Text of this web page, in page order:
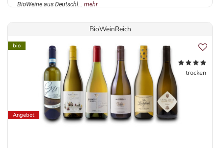
BioWeine aus Deutschl... mehr
BioWeinReich
bio
Angebot
trocken